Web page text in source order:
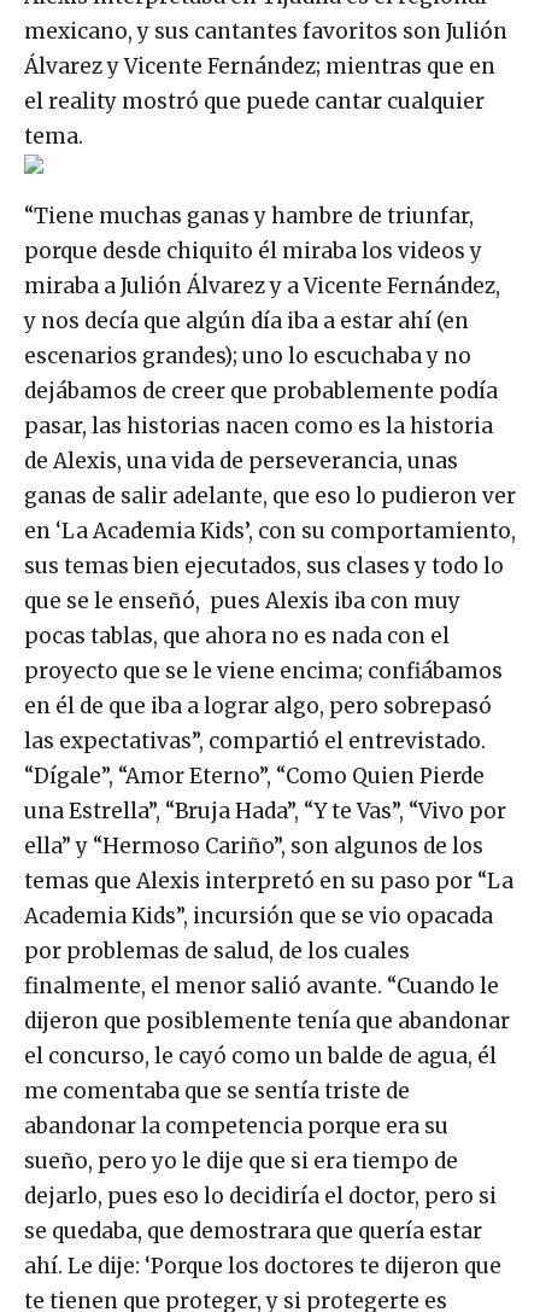
mexicano, y sus cantantes favoritos son Julión
Álvarez y Vicente Fernández; mientras que en
el reality mostró que puede cantar cualquier
tema.
“Tiene muchas ganas y hambre de triunfar,
porque desde chiquito él miraba los videos y
miraba a Julión Álvarez y a Vicente Fernández,
y nos decía que algún día iba a estar ahí (en
escenarios grandes); uno lo escuchaba y no
dejábamos de creer que probablemente podía
pasar, las historias nacen como es la historia
de Alexis, una vida de perseverancia, unas
ganas de salir adelante, que eso lo pudieron ver
en ‘La Academia Kids’, con su comportamiento,
sus temas bien ejecutados, sus clases y todo lo
que se le enseñó, pues Alexis iba con muy
pocas tablas, que ahora no es nada con el
proyecto que se le viene encima; confiábamos
en él de que iba a lograr algo, pero sobrepasó
las expectativas”, compartió el entrevistado.
“Dígale”, “Amor Eterno”, “Como Quien Pierde
una Estrella”, “Bruja Hada”, “Y te Vas”, “Vivo por
ella” y “Hermoso Cariño”, son algunos de los
temas que Alexis interpretó en su paso por “La
Academia Kids”, incursión que se vio opacada
por problemas de salud, de los cuales
finalmente, el menor salió avante. “Cuando le
dijeron que posiblemente tenía que abandonar
el concurso, le cayó como un balde de agua, él
me comentaba que se sentía triste de
abandonar la competencia porque era su
sueño, pero yo le dije que si era tiempo de
dejarlo, pues eso lo decidiría el doctor, pero si
se quedaba, que demostrara que quería estar
ahí. Le dije: ‘Porque los doctores te dijeron que
te tienen que proteger, y si protegerte es